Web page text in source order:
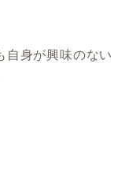
自身が興味のない